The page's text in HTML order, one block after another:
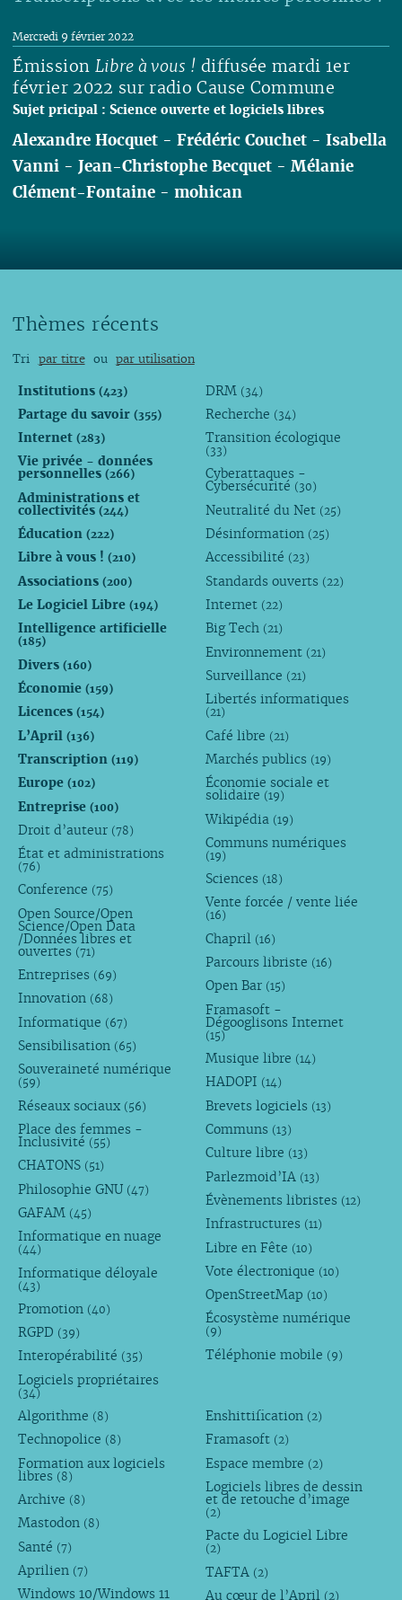
Émission Libre à vous ! diffusée mardi 1er
février 2022 sur radio Cause Commune
Sujet pricipal : Science ouverte et logiciels libres
Mercredi 9 février 2022
Alexandre Hocquet -Frédéric Couchet -Isabella
Vanni -Jean-Christophe Becquet -Mélanie
Clément-Fontaine -mohican
Thèmes récents
Tri par titre ou par utilisation
Institutions (423)
Partage du savoir (355)
Internet (283)
Vie privée - données
personnelles (266)
Administrations et
collectivités (244)
Éducation (222)
Libre à vous ! (210)
Associations (200)
Le Logiciel Libre (194)
Intelligence artificielle
(185)
Divers (160)
Économie (159)
Licences (154)
L’April (136)
Transcription (119)
Europe (102)
Entreprise (100)
Droit d’auteur (78)
État et administrations
(76)
Conference (75)
Open Source/Open
Science/Open Data
/Données libres et
ouvertes (71)
Entreprises (69)
Innovation (68)
Informatique (67)
Sensibilisation (65)
Souveraineté numérique
(59)
Réseaux sociaux (56)
Place des femmes -
Inclusivité (55)
CHATONS (51)
Philosophie GNU (47)
GAFAM (45)
Informatique en nuage
(44)
Informatique déloyale
(43)
Promotion (40)
RGPD (39)
Interopérabilité (35)
Logiciels propriétaires
(34)
DRM (34)
Recherche (34)
Transition écologique
(33)
Cyberattaques -
Cybersécurité (30)
Neutralité du Net (25)
Désinformation (25)
Accessibilité (23)
Standards ouverts (22)
Internet (22)
Big Tech (21)
Environnement (21)
Surveillance (21)
Libertés informatiques
(21)
Café libre (21)
Marchés publics (19)
Économie sociale et
solidaire (19)
Wikipédia (19)
Communs numériques
(19)
Sciences (18)
Vente forcée / vente liée
(16)
Chapril (16)
Parcours libriste (16)
Open Bar (15)
Framasoft -
Dégooglisons Internet
(15)
Musique libre (14)
HADOPI (14)
Brevets logiciels (13)
Communs (13)
Culture libre (13)
Parlezmoid’IA (13)
Évènements libristes (12)
Infrastructures (11)
Libre en Fête (10)
Vote électronique (10)
OpenStreetMap (10)
Écosystème numérique
(9)
Téléphonie mobile (9)
Algorithme (8)
Technopolice (8)
Formation aux logiciels
libres (8)
Archive (8)
Mastodon (8)
Santé (7)
Aprilien (7)
Windows 10/Windows 11
Enshittification (2)
Framasoft (2)
Espace membre (2)
Logiciels libres de dessin
et de retouche d’image
(2)
Pacte du Logiciel Libre
(2)
TAFTA (2)
Au cœur de l’April (2)